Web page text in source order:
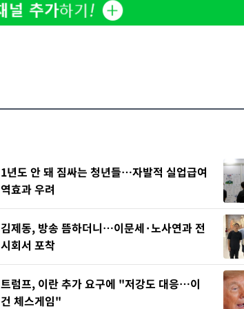
1년도 안 돼 짐싸는 청년들…자발적 실업급여
역효과 우려
김제동, 방송 뜸하더니…이문세·노사연과 전
시회서 포착
트럼프, 이란 추가 요구에 "저강도 대응…이
건 체스게임"